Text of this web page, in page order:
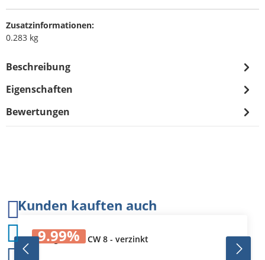
Zusatzinformationen:
0.283 kg
Beschreibung
Eigenschaften
Bewertungen
Produktgalerie überspringen
Kunden kauften auch
9.99%
Auffangwanne CW 8 - verzinkt